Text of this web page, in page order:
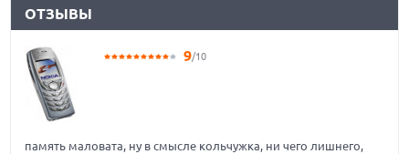
ОТЗЫВЫ
9/10
память маловата, ну в смысле кольчужка, ни чего лишнего,